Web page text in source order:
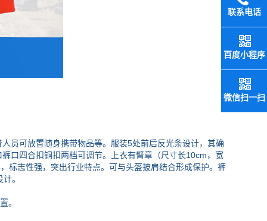
可放置随身携带物品等。服装5处前后反光条设计，其确
口四合扣铜扣两档可调节。上衣有臂章（尺寸长10cm，宽
标志性强，突出行业特点。可与头盔披肩结合形成保护。裤
。
。
联系电话
百度小程序
微信扫一扫